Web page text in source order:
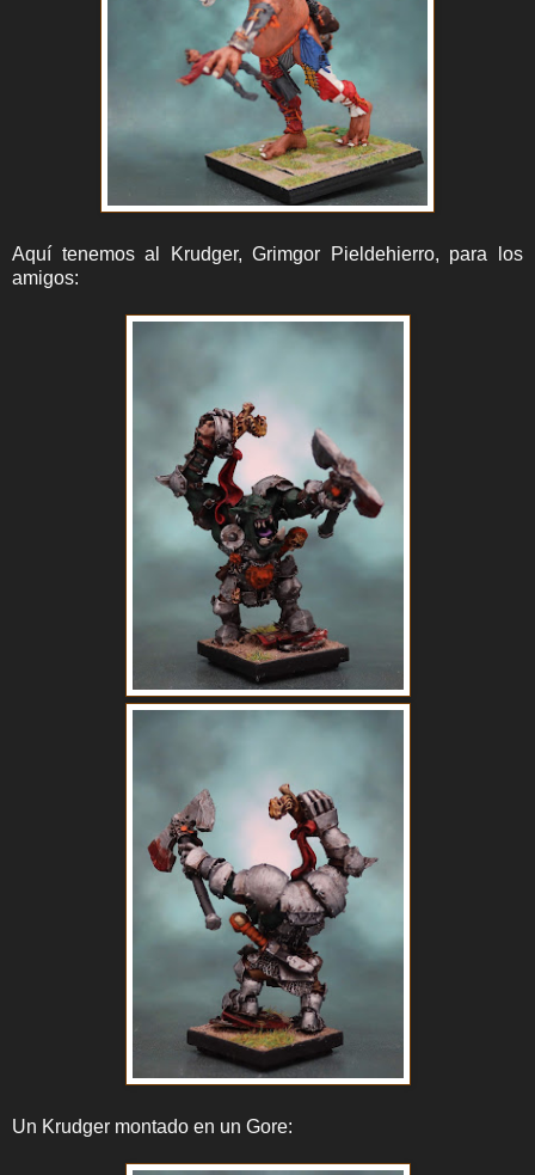
Aquí tenemos al Krudger, Grimgor Pieldehierro, para los
amigos:
Un Krudger montado en un Gore: